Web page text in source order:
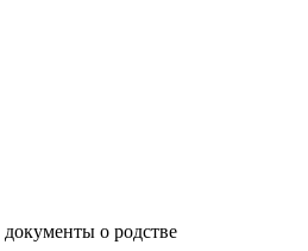
документы о родстве